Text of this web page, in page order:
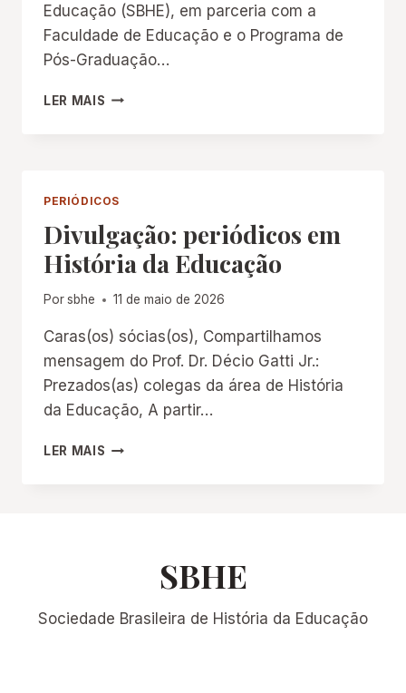
Educação (SBHE), em parceria com a
Faculdade de Educação e o Programa de
Pós-Graduação…
LER MAIS MESA-
E
RESULTADOS
DA
PESQUISA
PERIÓDICOS
Divulgação: periódicos em
História da Educação
Porsbhe 11 de maio de 2026
Caras(os) sócias(os), Compartilhamos
mensagem do Prof. Dr. Décio Gatti Jr.:
Prezados(as) colegas da área de História
da Educação, A partir…
LER MAIS DIVULGAÇÃO:
SBHE
Sociedade Brasileira de História da Educação